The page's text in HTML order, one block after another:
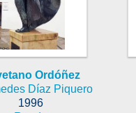
Ordóñez
Díaz Piquero
1996